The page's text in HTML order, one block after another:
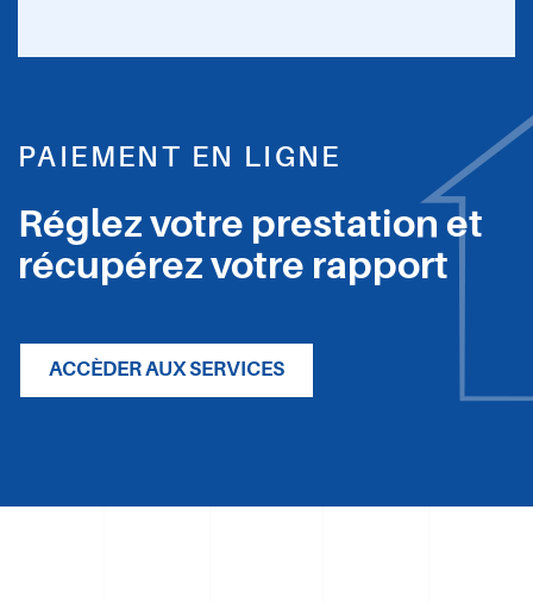
PAIEMENT EN LIGNE
Réglez votre prestation et
récupérez votre rapport
ACCÈDER AUX SERVICES